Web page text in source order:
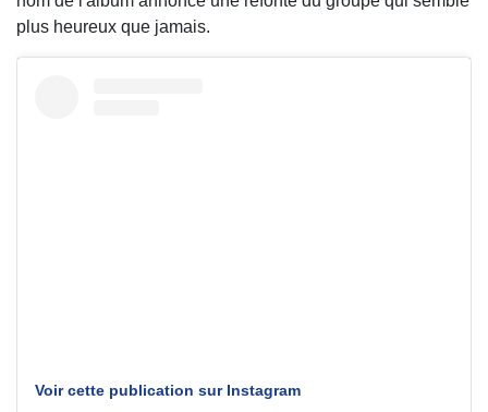
plus heureux que jamais.
Voir cette publication sur Instagram